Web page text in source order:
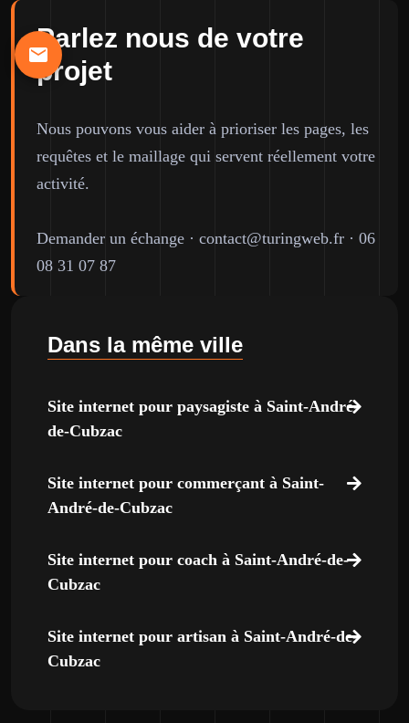
Parlez nous de votre
projet
Nous pouvons vous aider à prioriser les pages, les
requêtes et le maillage qui servent réellement votre
activité.
Demander un échange · contact@turingweb.fr · 06
08 31 07 87
Dans la même ville
Site internet pour paysagiste à Saint-André-
de-Cubzac
Site internet pour commerçant à Saint-
André-de-Cubzac
Site internet pour coach à Saint-André-de-
Cubzac
Site internet pour artisan à Saint-André-de-
Cubzac